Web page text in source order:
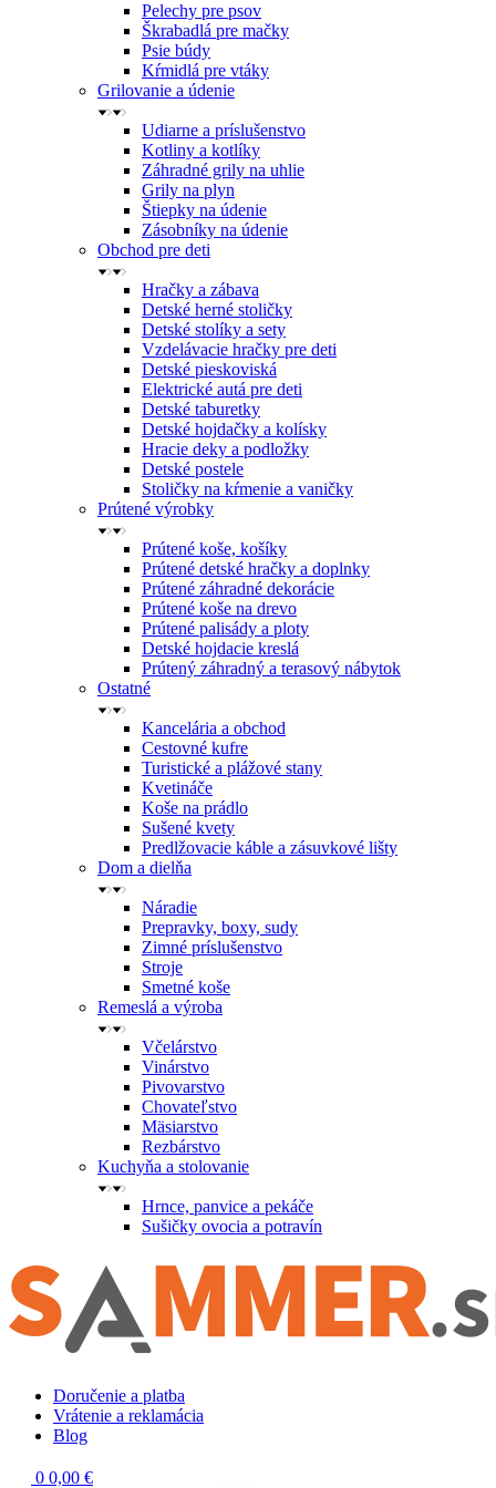
Pelechy pre psov
Škrabadlá pre mačky
Psie búdy
Kŕmidlá pre vtáky
Grilovanie a údenie
Udiarne a príslušenstvo
Kotliny a kotlíky
Záhradné grily na uhlie
Grily na plyn
Štiepky na údenie
Zásobníky na údenie
Obchod pre deti
Hračky a zábava
Detské herné stoličky
Detské stolíky a sety
Vzdelávacie hračky pre deti
Detské pieskoviská
Elektrické autá pre deti
Detské taburetky
Detské hojdačky a kolísky
Hracie deky a podložky
Detské postele
Stoličky na kŕmenie a vaničky
Prútené výrobky
Prútené koše, košíky
Prútené detské hračky a doplnky
Prútené záhradné dekorácie
Prútené koše na drevo
Prútené palisády a ploty
Detské hojdacie kreslá
Prútený záhradný a terasový nábytok
Ostatné
Kancelária a obchod
Cestovné kufre
Turistické a plážové stany
Kvetináče
Koše na prádlo
Sušené kvety
Predlžovacie káble a zásuvkové lišty
Dom a dielňa
Náradie
Prepravky, boxy, sudy
Zimné príslušenstvo
Stroje
Smetné koše
Remeslá a výroba
Včelárstvo
Vinárstvo
Pivovarstvo
Chovateľstvo
Mäsiarstvo
Rezbárstvo
Kuchyňa a stolovanie
Hrnce, panvice a pekáče
Sušičky ovocia a potravín
Doručenie a platba
Vrátenie a reklamácia
Blog
0 0,00 €